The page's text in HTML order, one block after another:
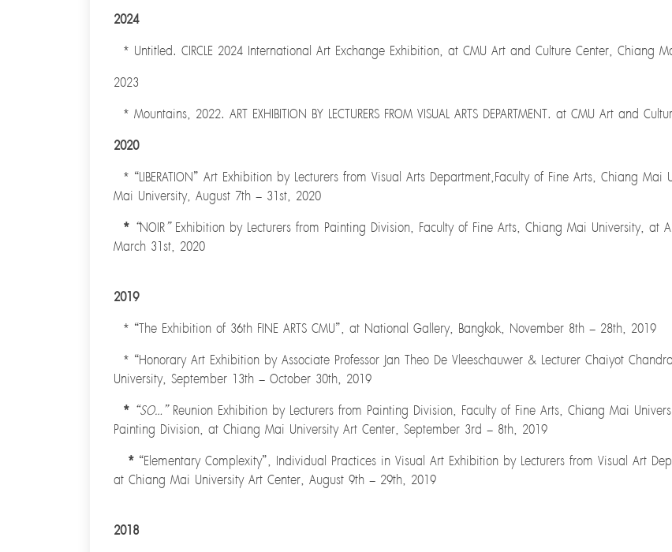
2024
* Untitled. CIRCLE 2024 International Art Exchange Exhibition, at CMU Art and Culture Center, Chiang
2023
* Mountains, 2022. ART EXHIBITION BY LECTURERS FROM VISUAL ARTS DEPARTMENT. at CMU Art and
2020
* “LIBERATION” Art Exhibition by Lecturers from Visual Arts Department,Faculty of Fine Arts, Chiang
Mai University, August 7th – 31st, 2020
* “NOIR”Exhibition by Lecturers from Painting Division, Faculty of Fine Arts, Chiang Mai University, at
March 31st, 2020
2019
* “The Exhibition of 36th FINE ARTS CMU”, at National Gallery, Bangkok, November 8th – 28th, 2019
* “Honorary Art Exhibition by Associate Professor Jan Theo De Vleeschauwer & Lecturer Chaiyot
University, September 13th – October 30th, 2019
* “SO…”Reunion Exhibition by Lecturers from Painting Division, Faculty of Fine Arts, Chiang Mai
Painting Division, at Chiang Mai University Art Center, September 3rd – 8th, 2019
* “Elementary Complexity”, Individual Practices in Visual Art Exhibition by Lecturers from Visual Art
at Chiang Mai University Art Center, August 9th – 29th, 2019
2018